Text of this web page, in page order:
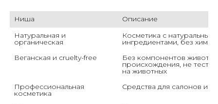
Ниша
Описание
Натуральная и
органическая
Косметика с натуральными
ингредиентами, без химии
Веганская и cruelty-free
Без компонентов
происхождения, не
на животных
Профессиональная
косметика
Средства для салонов и